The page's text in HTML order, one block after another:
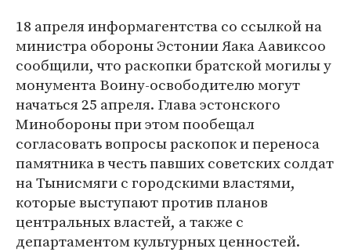
18 апреля информагентства со ссылкой на
министра обороны Эстонии Яака Аавиксоо
сообщили, что раскопки братской могилы у
монумента Воину-освободителю могут
начаться 25 апреля. Глава эстонского
Минобороны при этом пообещал
согласовать вопросы раскопок и переноса
памятника в честь павших советских солдат
на Тынисмяги с городскими властями,
которые выступают против планов
центральных властей, а также с
департаментом культурных ценностей.